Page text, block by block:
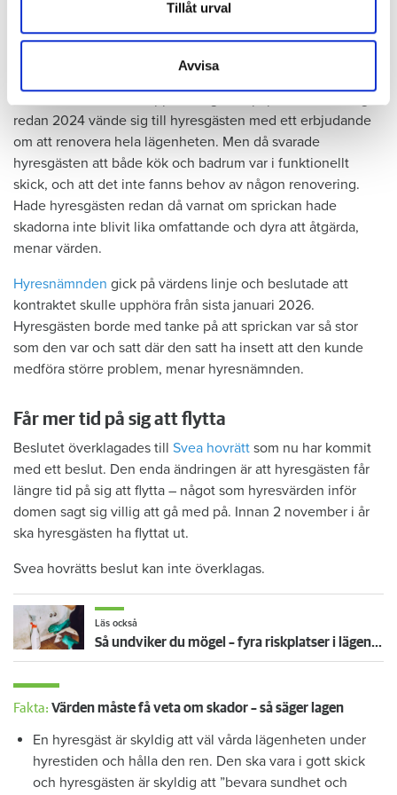
Dessa kan i sin tur kombinera informationen med annan
samlat in när du har använt deras tjänster.
Tillåt urval
Avvisa
Tyckte inte renovering var nödvändig
redan 2024 vände sig till hyresgästen med ett erbjudande
om att renovera hela lägenheten. Men då svarade
hyresgästen att både kök och badrum var i funktionellt
skick, och att det inte fanns behov av någon renovering.
Hade hyresgästen redan då varnat om sprickan hade
skadorna inte blivit lika omfattande och dyra att åtgärda,
menar värden.
Hyresnämnden gick på värdens linje och beslutade att
kontraktet skulle upphöra från sista januari 2026.
Hyresgästen borde med tanke på att sprickan var så stor
som den var och satt där den satt ha insett att den kunde
medföra större problem, menar hyresnämnden.
Får mer tid på sig att flytta
Beslutet överklagades till Svea hovrätt som nu har kommit
med ett beslut. Den enda ändringen är att hyresgästen får
längre tid på sig att flytta – något som hyresvärden inför
domen sagt sig villig att gå med på. Innan 2 november i år
ska hyresgästen ha flyttat ut.
Svea hovrätts beslut kan inte överklagas.
Läs också
Så undviker du mögel – fyra riskplatser i lägenheten: ”Måste städa bort”
Fakta: Värden måste få veta om skador – så säger lagen
En hyresgäst är skyldig att väl vårda lägenheten under
hyrestiden och hålla den ren. Den ska vara i gott skick
och hyresgästen är skyldig att ”bevara sundhet och